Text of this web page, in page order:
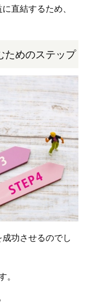
直結するため、
ためのステップ
功させるのでし
。